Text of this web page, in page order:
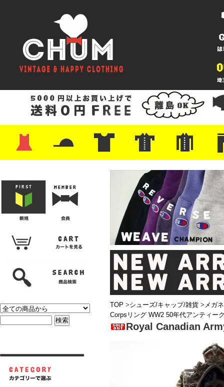
・レザーシューズ/スニーカー
・プリントTシャツ
・バンド/ツアー
・キャラクター
・Nike/adidas/スポーツ
・チャンピオン
・サーフ/スケート
・ボーダー/総柄/無地
・フットボール/リンガー
・タンクトップ/NBA・ポロシャツ
・半袖シャツ
・アロハ/サーフ/ボーリング
・ラルフ/ブランド
・無地/チェック/ストラ
・ワーク/ミリタリー/ウ
・ネル/ウール ・ショ
・アウ
・ジー
・
・ミリ
・コー
・コッ
・オー
・ジャ
ン
TOP >シューズ/キャップ/雑貨 > メガ
Corpsリング WW2 50年代アンティー
Royal Canadian